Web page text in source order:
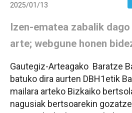
2025/01/13
Izen-ematea zabalik
arte; webgune honen
Gautegiz-Arteagako Baratze
batuko dira aurten DBH1etik
mailara arteko Bizkaiko
nagusiak bertsoarekin